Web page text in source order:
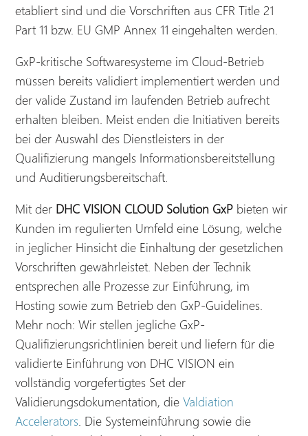
etabliert sind und die Vorschriften aus CFR Title 21
Part 11 bzw. EU GMP Annex 11 eingehalten werden.
GxP-kritische Softwaresysteme im Cloud-Betrieb
müssen bereits validiert implementiert werden und
der valide Zustand im laufenden Betrieb aufrecht
erhalten bleiben. Meist enden die Initiativen bereits
bei der Auswahl des Dienstleisters in der
Qualifizierung mangels Informationsbereitstellung
und Auditierungsbereitschaft.
Mit der DHC VISION CLOUD Solution GxP bieten wir
Kunden im regulierten Umfeld eine Lösung, welche
in jeglicher Hinsicht die Einhaltung der gesetzlichen
Vorschriften gewährleistet. Neben der Technik
entsprechen alle Prozesse zur Einführung, im
Hosting sowie zum Betrieb den GxP-Guidelines.
Mehr noch: Wir stellen jegliche GxP-
Qualifizierungsrichtlinien bereit und liefern für die
validierte Einführung von DHC VISION ein
vollständig vorgefertigtes Set der
Validierungsdokumentation, dieValdiation
Accelerators. Die Systemeinführung sowie die